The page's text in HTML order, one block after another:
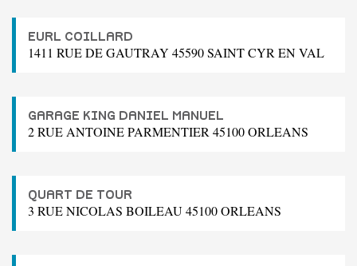
EURL COILLARD
1411 RUE DE GAUTRAY 45590 SAINT CYR EN VAL
GARAGE KING DANIEL MANUEL
2 RUE ANTOINE PARMENTIER 45100 ORLEANS
QUART DE TOUR
3 RUE NICOLAS BOILEAU 45100 ORLEANS